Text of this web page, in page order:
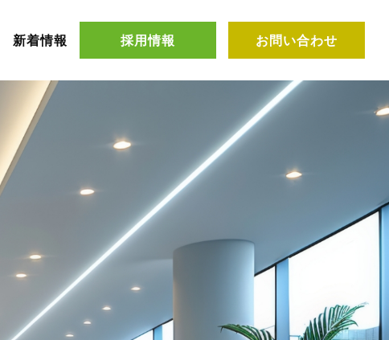
新着情報 採用情報 お問い合わせ